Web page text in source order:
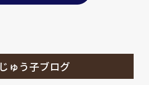
じゅう子ブログ